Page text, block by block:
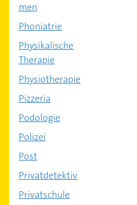
men
Phoniatrie
Physikalische
Therapie
Physiotherapie
Pizzeria
Podologie
Polizei
Post
Privatdetektiv
Privatschule